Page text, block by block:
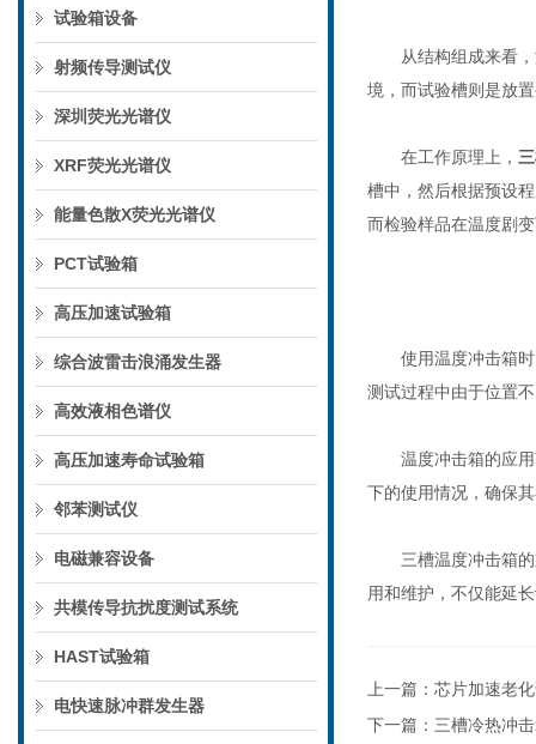
试验箱设备
射频传导测试仪
深圳荧光光谱仪
XRF荧光光谱仪
能量色散X荧光光谱仪
PCT试验箱
高压加速试验箱
综合波雷击浪涌发生器
高效液相色谱仪
高压加速寿命试验箱
邻苯测试仪
电磁兼容设备
共模传导抗扰度测试系统
HAST试验箱
电快速脉冲群发生器
从结构组成来看，
境，而试验槽则是放
在工作原理上，
槽中，然后根据预设
而检验样品在温度剧
使用温度冲击箱时
测试过程中由于位置
温度冲击箱的应用
下的使用情况，确保
三槽温度冲击箱的
用和维护，不仅能延
上一篇： 芯片加速老
下一篇： 三槽冷热冲